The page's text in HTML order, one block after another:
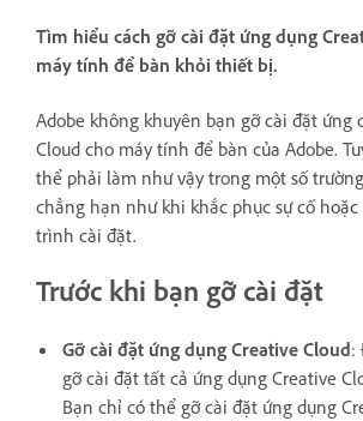
Tìm hiểu cách gỡ cài đặt ứng dụng
máy tính để bàn khỏi thiết bị.
Adobe không khuyên bạn gỡ cài đặt ứng
Cloud cho máy tính để bàn của Adobe.
thể phải làm như vậy trong một số
chẳng hạn như khi khắc phục sự cố hoặc
trình cài đặt.
Trước khi bạn gỡ cài đặt
Gỡ cài đặt ứng dụng Creative Cloud:
gỡ cài đặt tất cả ứng dụng Creative
Bạn chỉ có thể gỡ cài đặt ứng dụng